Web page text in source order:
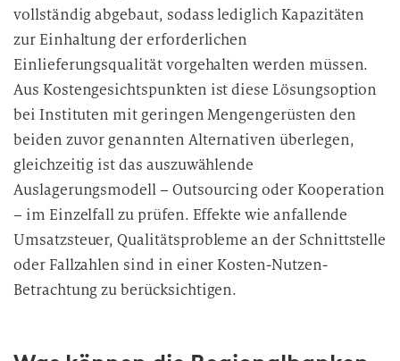
vollständig abgebaut, sodass lediglich Kapazitäten
zur Einhaltung der erforderlichen
Einlieferungsqualität vorgehalten werden müssen.
Aus Kostengesichtspunkten ist diese Lösungsoption
bei Instituten mit geringen Mengengerüsten den
beiden zuvor genannten Alternativen überlegen,
gleichzeitig ist das auszuwählende
Auslagerungsmodell – Outsourcing oder Kooperation
– im Einzelfall zu prüfen. Effekte wie anfallende
Umsatzsteuer, Qualitätsprobleme an der Schnittstelle
oder Fallzahlen sind in einer Kosten-Nutzen-
Betrachtung zu berücksichtigen.